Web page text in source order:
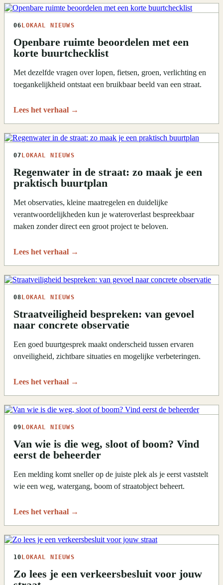
06 LOKAAL NIEUWS
Openbare ruimte beoordelen met een
korte buurtchecklist
Met dezelfde vragen over lopen, fietsen, groen, verlichting en
toegankelijkheid ontstaat een bruikbaar beeld van een straat.
Lees het verhaal →
07 LOKAAL NIEUWS
Regenwater in de straat: zo maak je een
praktisch buurtplan
Met observaties, kleine maatregelen en duidelijke
verantwoordelijkheden kun je wateroverlast bespreekbaar
maken zonder direct een groot project te beloven.
Lees het verhaal →
08 LOKAAL NIEUWS
Straatveiligheid bespreken: van gevoel
naar concrete observatie
Een goed buurtgesprek maakt onderscheid tussen ervaren
onveiligheid, zichtbare situaties en mogelijke verbeteringen.
Lees het verhaal →
09 LOKAAL NIEUWS
Van wie is die weg, sloot of boom? Vind
eerst de beheerder
Een melding komt sneller op de juiste plek als je eerst vaststelt
wie een weg, watergang, boom of straatobject beheert.
Lees het verhaal →
10 LOKAAL NIEUWS
Zo lees je een verkeersbesluit voor jouw